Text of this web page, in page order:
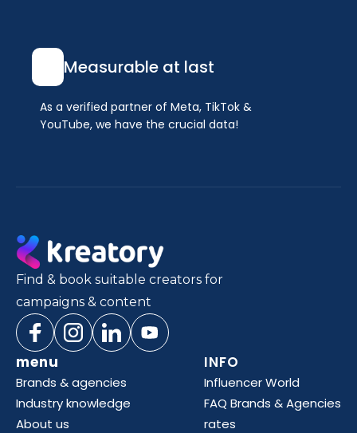
Measurable at last
As a verified partner of Meta, TikTok &
YouTube, we have the crucial data!
Find & book suitable creators for
campaigns & content
menu
Brands & agencies
Industry knowledge
About us
INFO
Influencer World
FAQ Brands & Agencies
rates